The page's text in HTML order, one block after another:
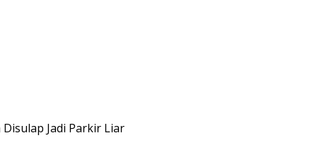
Jadi Parkir Liar